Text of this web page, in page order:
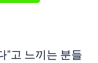
”고 느끼는 분들